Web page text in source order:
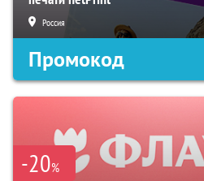
Россия
Промокод
-20%